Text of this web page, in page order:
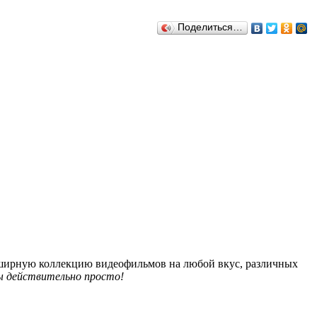
Поделиться…
коллекцию видеофильмов на любой вкус, различных
просто!